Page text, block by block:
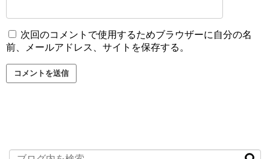
次回のコメントで使用するためブラウザーに自分の名
前、メールアドレス、サイトを保存する。